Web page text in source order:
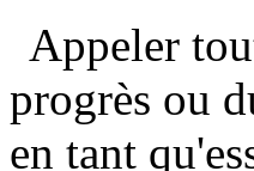
Appeler
progrès ou
en tant